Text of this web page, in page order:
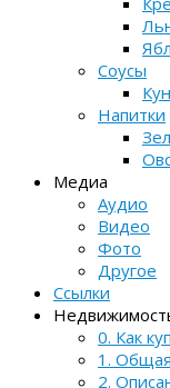
Соусы
Напитки
Медиа
Аудио
Видео
Фото
Другое
Ссылки
0. Как
1.
2.